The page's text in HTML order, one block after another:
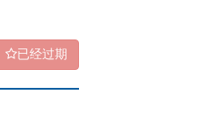
已经过期